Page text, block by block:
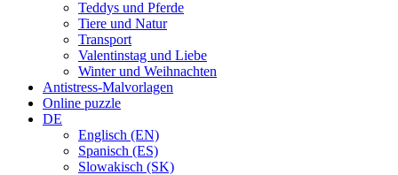
Teddys und Pferde
Tiere und Natur
Transport
Valentinstag und Liebe
Winter und Weihnachten
Antistress-Malvorlagen
Online puzzle
DE
Englisch (EN)
Spanisch (ES)
Slowakisch (SK)